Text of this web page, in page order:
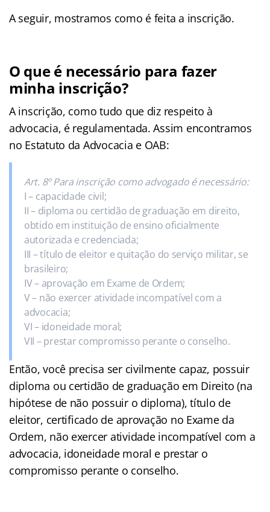
A seguir, mostramos como é feita a inscrição.
O que é necessário para fazer
minha inscrição?
A inscrição, como tudo que diz respeito à
advocacia, é regulamentada. Assim encontramos
no Estatuto da Advocacia e OAB:
Art. 8º Para inscrição como advogado é necessário:
I – capacidade civil;
II – diploma ou certidão de graduação em direito,
obtido em instituição de ensino oficialmente
autorizada e credenciada;
III – título de eleitor e quitação do serviço militar, se
brasileiro;
IV – aprovação em Exame de Ordem;
V – não exercer atividade incompatível com a
advocacia;
VI – idoneidade moral;
VII – prestar compromisso perante o conselho.
Então, você precisa ser civilmente capaz, possuir
diploma ou certidão de graduação em Direito (na
hipótese de não possuir o diploma), título de
eleitor, certificado de aprovação no Exame da
Ordem, não exercer atividade incompatível com a
advocacia, idoneidade moral e prestar o
compromisso perante o conselho.